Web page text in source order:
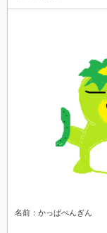
名前：かっぱぺんぎん